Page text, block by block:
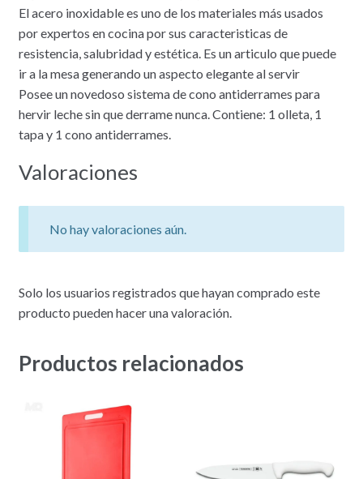
El acero inoxidable es uno de los materiales más usados
por expertos en cocina por sus caracteristicas de
resistencia, salubridad y estética. Es un articulo que puede
ir a la mesa generando un aspecto elegante al servir
Posee un novedoso sistema de cono antiderrames para
hervir leche sin que derrame nunca. Contiene: 1 olleta, 1
tapa y 1 cono antiderrames.
Valoraciones
No hay valoraciones aún.
Solo los usuarios registrados que hayan comprado este
producto pueden hacer una valoración.
Productos relacionados